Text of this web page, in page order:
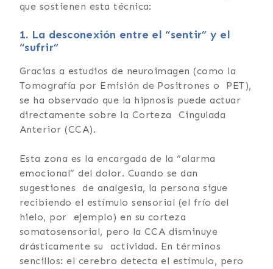
que sostienen esta técnica:
1. La desconexión entre el “sentir” y el
“sufrir”
Gracias a estudios de neuroimagen (como la
Tomografía por Emisión de Positrones o PET),
se ha observado que la hipnosis puede actuar
directamente sobre la Corteza Cingulada
Anterior (CCA).
Esta zona es la encargada de la “alarma
emocional” del dolor. Cuando se dan
sugestiones de analgesia, la persona sigue
recibiendo el estímulo sensorial (el frío del
hielo, por ejemplo) en su corteza
somatosensorial, pero la CCA disminuye
drásticamente su actividad. En términos
sencillos: el cerebro detecta el estímulo, pero